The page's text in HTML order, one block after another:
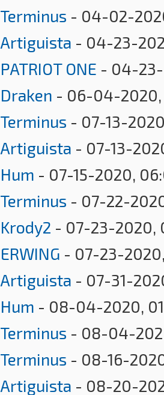
Terminus - 04-02-
Artiguista - 04-23-
PATRIOT ONE - 04-23-
Draken - 06-04-2020,
Terminus - 07-13-
Artiguista - 07-13-
Hum - 07-15-2020,
Terminus - 07-22-
Krody2 - 07-23-2020,
ERWING - 07-23-
Artiguista - 07-31-
Hum - 08-04-2020,
Terminus - 08-04-
Terminus - 08-16-
Artiguista - 08-20-